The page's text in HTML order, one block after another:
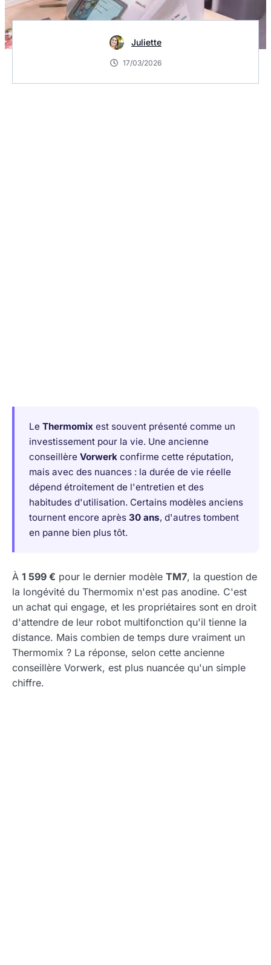
Juliette
17/03/2026
Le Thermomix est souvent présenté comme un
investissement pour la vie. Une ancienne
conseillère Vorwerk confirme cette réputation,
mais avec des nuances : la durée de vie réelle
dépend étroitement de l'entretien et des
habitudes d'utilisation. Certains modèles anciens
tournent encore après 30 ans, d'autres tombent
en panne bien plus tôt.
À 1 599 € pour le dernier modèle TM7, la question de
la longévité du Thermomix n'est pas anodine. C'est
un achat qui engage, et les propriétaires sont en droit
d'attendre de leur robot multifonction qu'il tienne la
distance. Mais combien de temps dure vraiment un
Thermomix ? La réponse, selon cette ancienne
conseillère Vorwerk, est plus nuancée qu'un simple
chiffre.